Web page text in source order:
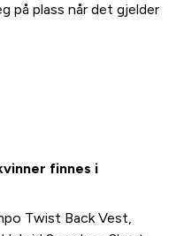
på plass når det gjelder
finnes i
Twist Back Vest,